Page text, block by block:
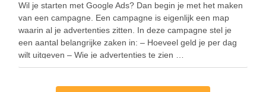
Wil je starten met Google Ads? Dan begin je met het maken
van een campagne. Een campagne is eigenlijk een map
waarin al je advertenties zitten. In deze campagne stel je
een aantal belangrijke zaken in: – Hoeveel geld je per dag
wilt uitgeven – Wie je advertenties te zien …